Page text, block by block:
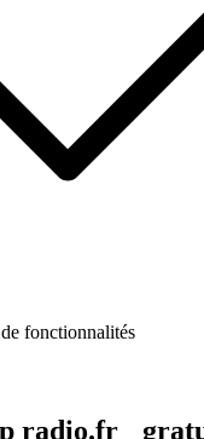
fonctionnalités
radio.fr